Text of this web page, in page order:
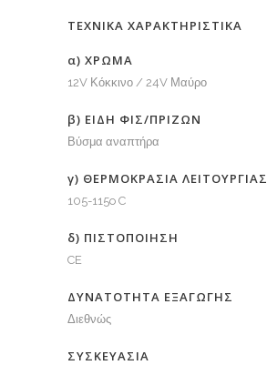
ΤΕΧΝΙΚΑ ΧΑΡΑΚΤΗΡΙΣΤΙΚΑ
α) ΧΡΩΜΑ
12V Κόκκινο / 24V Μαύρο
β) ΕΙΔΗ ΦΙΣ/ΠΡΙΖΩΝ
Βύσμα αναπτήρα
γ) ΘΕΡΜΟΚΡΑΣΙΑ ΛΕΙΤΟΥΡΓΙΑΣ
105-115o C
δ) ΠΙΣΤΟΠΟΙΗΣΗ
CE
ΔΥΝΑΤΟΤΗΤΑ ΕΞΑΓΩΓΗΣ
Διεθνώς
ΣΥΣΚΕΥΑΣΙΑ